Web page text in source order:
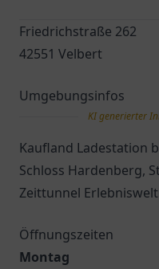
Friedrichstraße 262
42551 Velbert
Umgebungsinfos
KI generierter
Kaufland Ladestation
Schloss Hardenberg,
Zeittunnel
Öffnungszeiten
Montag